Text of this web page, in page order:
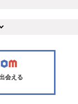
会える